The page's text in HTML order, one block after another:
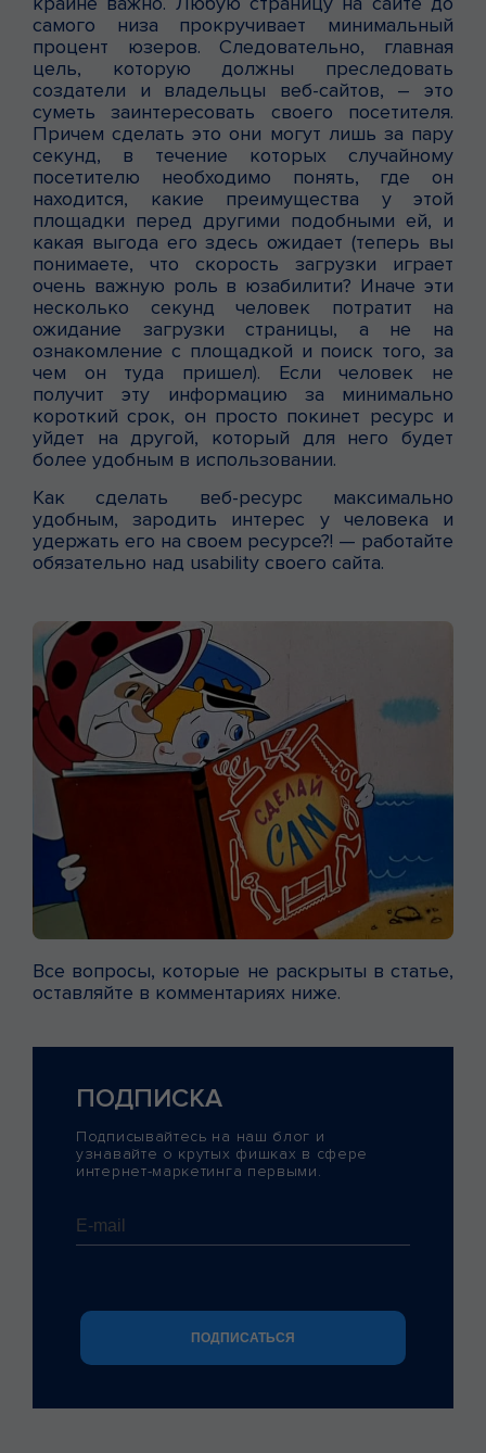
самого низа прокручивает минимальный
процент юзеров. Следовательно, главная
цель, которую должны преследовать
создатели и владельцы веб-сайтов, – это
суметь заинтересовать своего посетителя.
Причем сделать это они могут лишь за пару
секунд, в течение которых случайному
посетителю необходимо понять, где он
находится, какие преимущества у этой
площадки перед другими подобными ей, и
какая выгода его здесь ожидает (теперь вы
понимаете, что скорость загрузки играет
очень важную роль в юзабилити? Иначе эти
несколько секунд человек потратит на
ожидание загрузки страницы, а не на
ознакомление с площадкой и поиск того, за
чем он туда пришел). Если человек не
получит эту информацию за минимально
короткий срок, он просто покинет ресурс и
уйдет на другой, который для него будет
более удобным в использовании.
Как сделать веб-ресурс максимально
удобным, зародить интерес у человека и
удержать его на своем ресурсе?! — работайте
обязательно над usability своего сайта.
Все вопросы, которые не раскрыты в статье,
оставляйте в комментариях ниже.
ПОДПИСКА
Подписывайтесь на наш блог и
узнавайте о крутых фишках в сфере
интернет-маркетинга первыми.